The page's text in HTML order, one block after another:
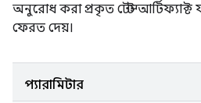
অনুরোধ করা প্রকৃত টেস্ট
ফেরত দেয়।
প্যারামিটার